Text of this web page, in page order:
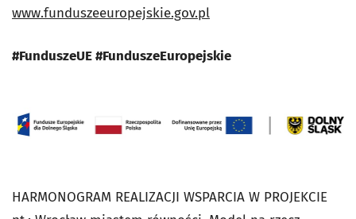
www.funduszeeuropejskie.gov.pl
#FunduszeUE #FunduszeEuropejskie
HARMONOGRAM REALIZACJI WSPARCIA W PROJEKCIE